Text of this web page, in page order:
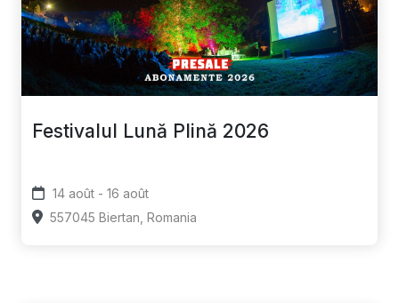
Festivalul Lună Plină 2026
14 août - 16 août
557045 Biertan, Romania